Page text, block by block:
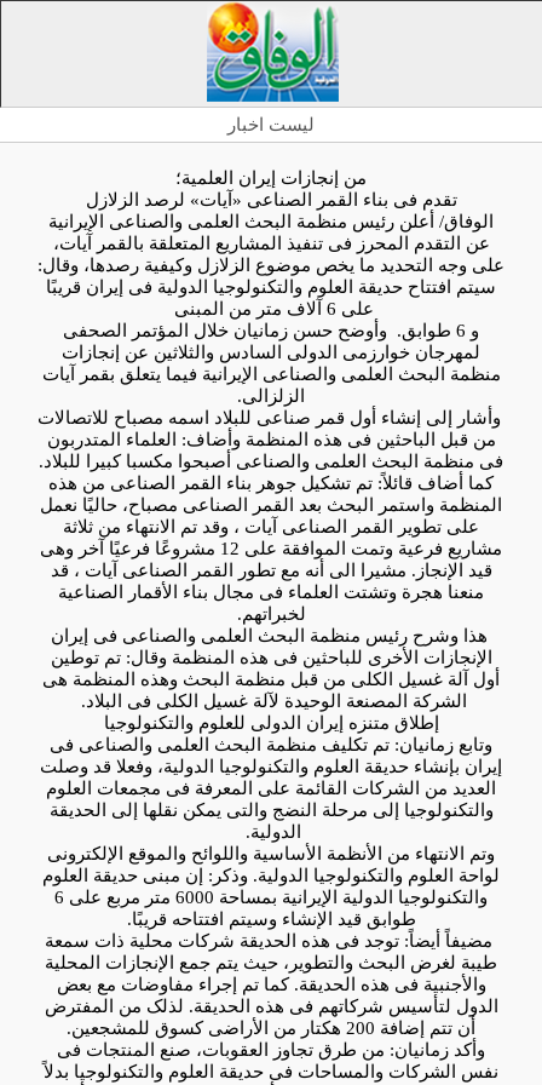
لیست اخبار
من إنجازات إیران العلمیة؛
تقدم فی بناء القمر الصناعی «آیات» لرصد الزلازل
الوفاق/ أعلن رئیس منظمة البحث العلمی والصناعی الإیرانیة
عن التقدم المحرز فی تنفیذ المشاریع المتعلقة بالقمر آیات،
على وجه التحدید ما یخص موضوع الزلازل وکیفیة رصدها، وقال:
سیتم افتتاح حدیقة العلوم والتکنولوجیا الدولیة فی إیران قریبًا
على 6 آلاف متر من المبنى
و 6 طوابق. وأوضح حسن زمانیان خلال المؤتمر الصحفی
لمهرجان خوارزمی الدولی السادس والثلاثین عن إنجازات
منظمة البحث العلمی والصناعی الإیرانیة فیما یتعلق بقمر آیات
الزلزالی.
وأشار إلى إنشاء أول قمر صناعی للبلاد اسمه مصباح للاتصالات
من قبل الباحثین فی هذه المنظمة وأضاف: العلماء المتدربون
فی منظمة البحث العلمی والصناعی أصبحوا مکسبا کبیرا للبلاد.
کما أضاف قائلاً: تم تشکیل جوهر بناء القمر الصناعی من هذه
المنظمة واستمر البحث بعد القمر الصناعی مصباح، حالیًا نعمل
على تطویر القمر الصناعی آیات ، وقد تم الانتهاء من ثلاثة
مشاریع فرعیة وتمت الموافقة على 12 مشروعًا فرعیًا آخر وهی
قید الإنجاز. مشیرا الى أنه مع تطور القمر الصناعی آیات ، قد
منعنا هجرة وتشتت العلماء فی مجال بناء الأقمار الصناعیة
لخبراتهم.
هذا وشرح رئیس منظمة البحث العلمی والصناعی فی إیران
الإنجازات الأخرى للباحثین فی هذه المنظمة وقال: تم توطین
أول آلة غسیل الکلى من قبل منظمة البحث وهذه المنظمة هی
الشرکة المصنعة الوحیدة لآلة غسیل الکلى فی البلاد.
إطلاق متنزه إیران الدولی للعلوم والتکنولوجیا
وتابع زمانیان: تم تکلیف منظمة البحث العلمی والصناعی فی
إیران بإنشاء حدیقة العلوم والتکنولوجیا الدولیة، وفعلا قد وصلت
العدید من الشرکات القائمة على المعرفة فی مجمعات العلوم
والتکنولوجیا إلى مرحلة النضج والتی یمکن نقلها إلى الحدیقة
الدولیة.
وتم الانتهاء من الأنظمة الأساسیة واللوائح والموقع الإلکترونی
لواحة العلوم والتکنولوجیا الدولیة. وذکر: إن مبنى حدیقة العلوم
والتکنولوجیا الدولیة الإیرانیة بمساحة 6000 متر مربع على 6
طوابق قید الإنشاء وسیتم افتتاحه قریبًا.
مضیفاً أیضاً: توجد فی هذه الحدیقة شرکات محلیة ذات سمعة
طیبة لغرض البحث والتطویر، حیث یتم جمع الإنجازات المحلیة
والأجنبیة فی هذه الحدیقة. کما تم إجراء مفاوضات مع بعض
الدول لتأسیس شرکاتهم فی هذه الحدیقة. لذلک من المفترض
أن تتم إضافة 200 هکتار من الأراضی کسوق للمشجعین.
وأکد زمانیان: من طرق تجاوز العقوبات، صنع المنتجات فی
نفس الشرکات والمساحات فی حدیقة العلوم والتکنولوجیا بدلاً